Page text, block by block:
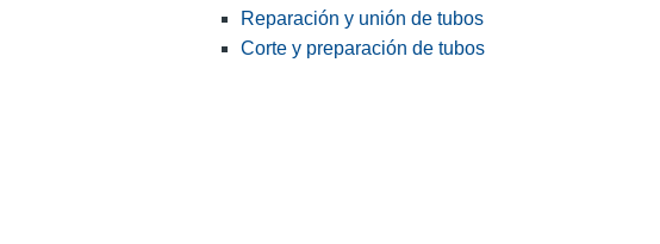
Reparación y unión de tubos
Corte y preparación de tubos